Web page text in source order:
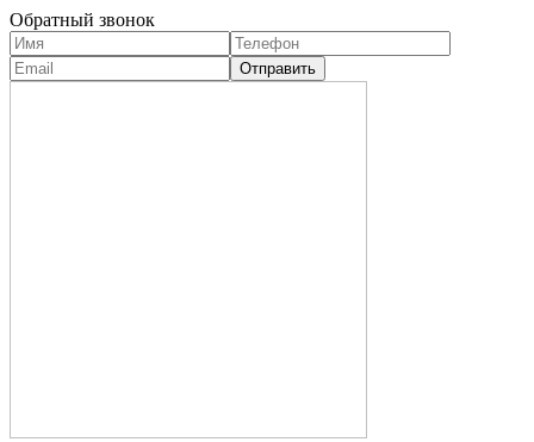
Обратный звонок